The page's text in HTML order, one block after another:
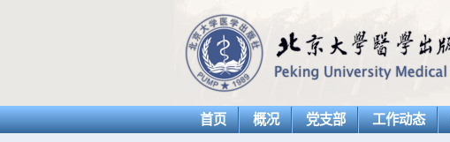
首页 概况 党支部 工作动态